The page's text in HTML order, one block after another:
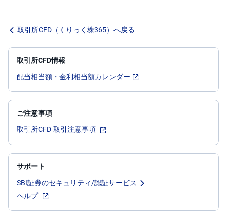
取引所CFD（くりっく株365）へ戻る
取引所CFD情報
配当相当額・金利相当額カレンダー
ご注意事項
取引所CFD 取引注意事項
サポート
SBI証券のセキュリティ/認証サービス
ヘルプ